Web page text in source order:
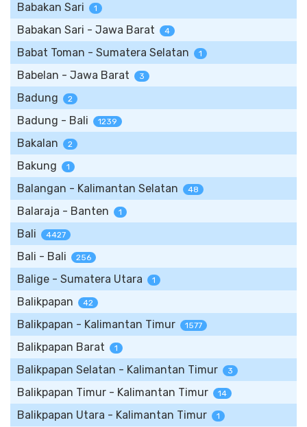
Babakan Sari 1
Babakan Sari - Jawa Barat 4
Babat Toman - Sumatera Selatan 1
Babelan - Jawa Barat 3
Badung 2
Badung - Bali 1239
Bakalan 2
Bakung 1
Balangan - Kalimantan Selatan 48
Balaraja - Banten 1
Bali 4427
Bali - Bali 256
Balige - Sumatera Utara 1
Balikpapan 42
Balikpapan - Kalimantan Timur 1577
Balikpapan Barat 1
Balikpapan Selatan - Kalimantan Timur 3
Balikpapan Timur - Kalimantan Timur 14
Balikpapan Utara - Kalimantan Timur 1